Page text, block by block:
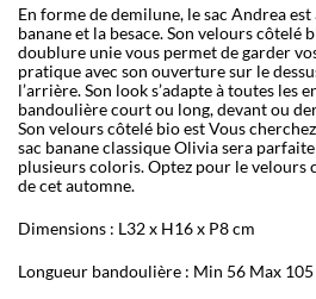
En forme de demilune, le sac Andrea
banane et la besace. Son velours côtelé
doublure unie vous permet de garder
pratique avec son ouverture sur le
l’arrière. Son look s’adapte à toutes les
bandoulière court ou long, devant ou
Son velours côtelé bio est Vous
sac banane classique Olivia sera
plusieurs coloris. Optez pour le velours
de cet automne.
Dimensions : L32 x H16 x P8 cm
Longueur bandoulière : Min 56 Max 105